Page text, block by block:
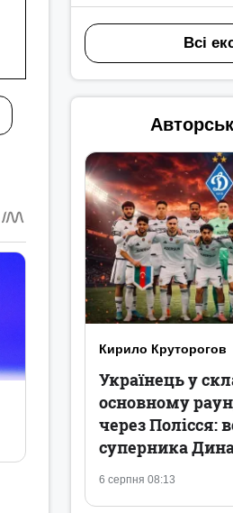
Всі
Кирило Круторогов
6 серпня 08:13
Українець у
основному
через Полісся:
суперника